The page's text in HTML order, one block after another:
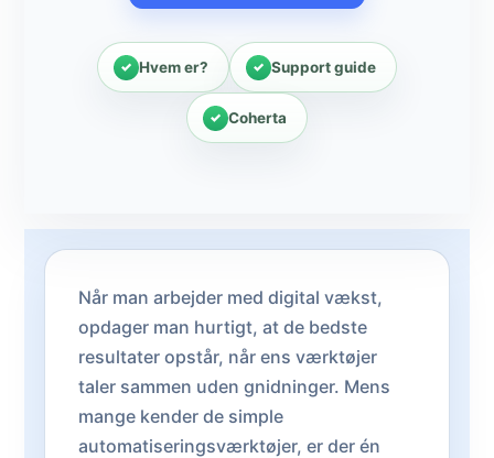
Hvem er? Support guide
Coherta
Når man arbejder med digital vækst,
opdager man hurtigt, at de bedste
resultater opstår, når ens værktøjer
taler sammen uden gnidninger. Mens
mange kender de simple
automatiseringsværktøjer, er der én